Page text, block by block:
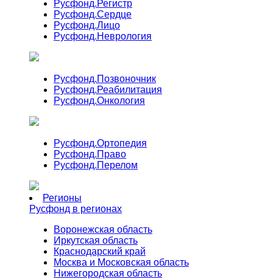
Русфонд.Регистр
Русфонд.Сердце
Русфонд.Лицо
Русфонд.Неврология
Русфонд.Позвоночник
Русфонд.Реабилитация
Русфонд.Онкология
Русфонд.Ортопедия
Русфонд.Право
Русфонд.Перелом
Регионы
Русфонд в регионах
Воронежская область
Иркутская область
Краснодарский край
Москва и Московская область
Нижегородская область